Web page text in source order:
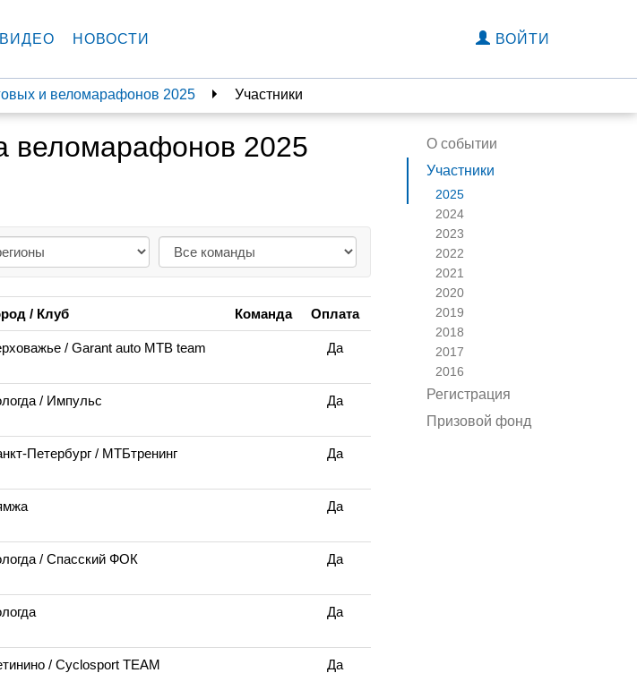
НОВОСТИ ВОЙТИ
и веломарафонов 2025 Участники
О событии
Участники
2025
2024
2023
2022
2021
2020
2019
2018
2017
2016
Регистрация
Призовой фонд
веломарафонов 2025
/ Клуб Команда Оплата
/ Garant auto MTB team Да
/ Импульс Да
Петербург / МТБтренинг Да
Да
/ Спасский ФОК Да
Да
/ Cyclosport TEAM Да